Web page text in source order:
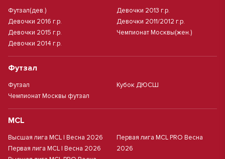
Футзал(дев.)
Девочки 2016 г.р.
Девочки 2015 г.р.
Девочки 2014 г.р.
Девочки 2013 г.р.
Девочки 2011/2012 г.р.
Чемпионат Москвы(жен.)
Футзал
Футзал
Чемпионат Москвы футзал
Кубок ДЮСШ
MCL
Высшая лига MCL | Весна 2026
Первая лига MCL | Весна 2026
Первая лига MCL PRO Весна
2026